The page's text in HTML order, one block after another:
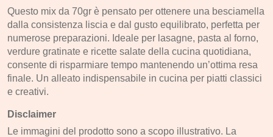
Questo mix da 70gr è pensato per ottenere una besciamella
dalla consistenza liscia e dal gusto equilibrato, perfetta per
numerose preparazioni. Ideale per lasagne, pasta al forno,
verdure gratinate e ricette salate della cucina quotidiana,
consente di risparmiare tempo mantenendo un’ottima resa
finale. Un alleato indispensabile in cucina per piatti classici
e creativi.
Disclaimer
Le immagini del prodotto sono a scopo illustrativo. La